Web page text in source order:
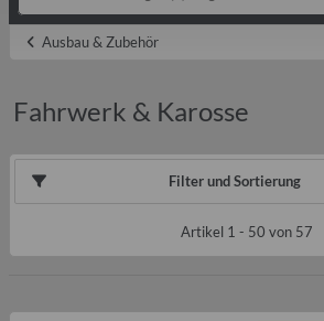
Ausbau & Zubehör
Fahrwerk & Karosse
Filter und Sortierung
Artikel 1 - 50 von 57